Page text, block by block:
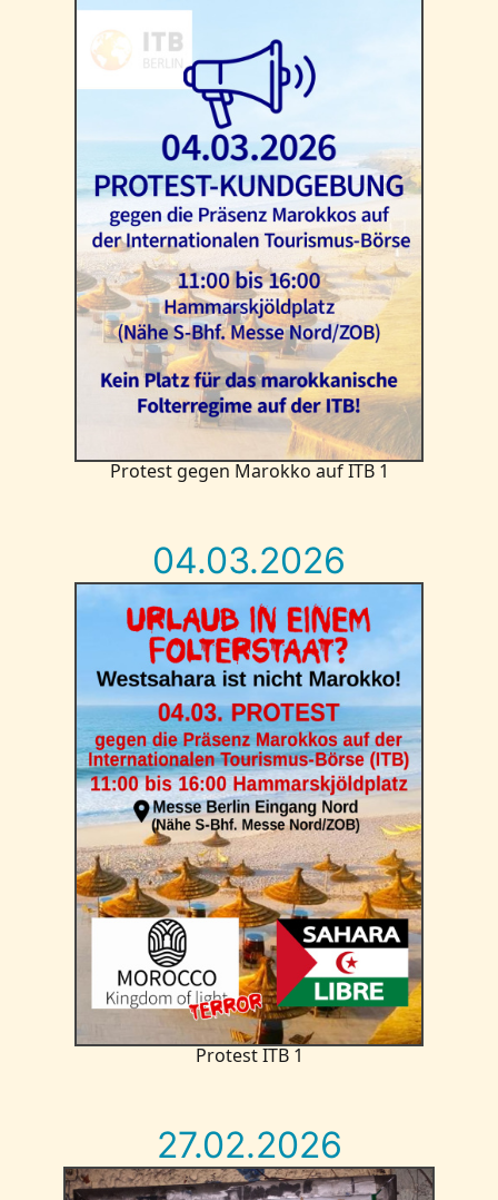
Protest gegen Marokko auf ITB 1
04.03.2026
Protest ITB 1
27.02.2026